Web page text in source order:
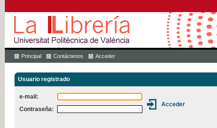
Principal Contáctenos Acceder
Usuario registrado
e-mail:
Contraseña: